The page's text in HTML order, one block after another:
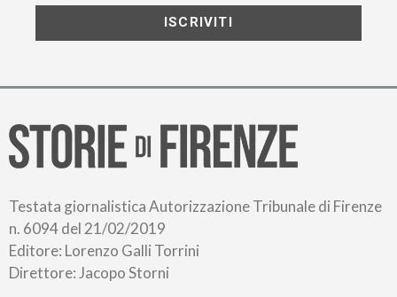
ISCRIVITI
Testata giornalistica Autorizzazione Tribunale di Firenze
n. 6094 del 21/02/2019
Editore: Lorenzo Galli Torrini
Direttore: Jacopo Storni